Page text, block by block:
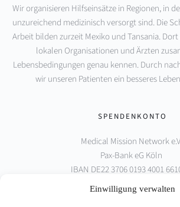
Einwilligung verwalten
Wir organisieren Hilfseinsätze in Regionen, in
unzureichend medizinisch versorgt sind. Die
Arbeit bilden zurzeit Mexiko und Tansania.
lokalen Organisationen und Ärzten
Lebensbedingungen genau kennen. Durch
wir unseren Patienten ein besseres
SPENDENKONTO
Medical Mission Network
Pax-Bank eG Köln
IBAN DE22 3706 0193 4001
BIC GENODED1PAX